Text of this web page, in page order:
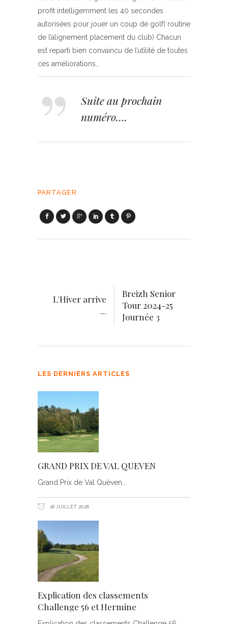
profit intelligemment les 40 secondes
autorisées pour jouer un coup de golf( routine
de l’alignement placement du club) Chacun
est reparti bien convaincu de l’utilité de toutes
ces améliorations…
Suite au prochain
numéro….
PARTAGER
L'Hiver arrive
...
Breizh Senior
Tour 2024-25
Journée 3
LES DERNIERS ARTICLES
GRAND PRIX DE VAL QUEVEN
Grand Prix de Val Quéven
18 JUILLET 2026
Explication des classements
Challenge 56 et Hermine